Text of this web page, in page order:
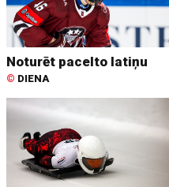
Noturēt pacelto latiņu
© DIENA